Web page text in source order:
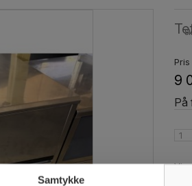
9
På
Vi
Samtykke